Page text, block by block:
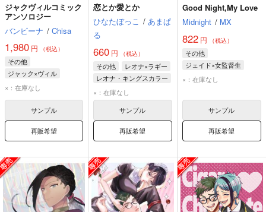
ジャクヴィルコミック
アンソロジー
バンビーナ / Chisa
1,980 円 （税込）
その他
ジャック×ヴィル
ジャック・ハウル
×：在庫なし
サンプル
再販希望
恋とか愛とか
ひなたぼっこ / あまぱ
る
660 円 （税込）
その他
レオナ×ラギー
レオナ・キングスカラー
ラギー・ブッチ
×：在庫なし
サンプル
再販希望
Good Night,My Love
Midnight / MX
822円 （税込）
その他
ジェイド×女監督生
ジェイド・リーチ
×：在庫なし
サンプル
再販希望